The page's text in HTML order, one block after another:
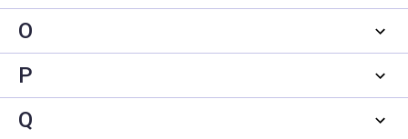
O
P
Q